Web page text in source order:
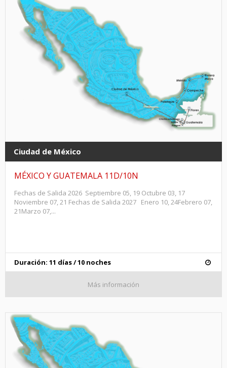
Ciudad de México
MÉXICO Y GUATEMALA 11D/10N
Fechas de Salida 2026 Septiembre 05, 19 Octubre 03, 17
Noviembre 07, 21 Fechas de Salida 2027 Enero 10, 24Febrero 07,
21Marzo 07,...
Duración: 11 días / 10 noches
Más información